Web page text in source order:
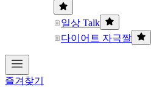
일상 Talk
다이어트 자극짤
즐겨찾기